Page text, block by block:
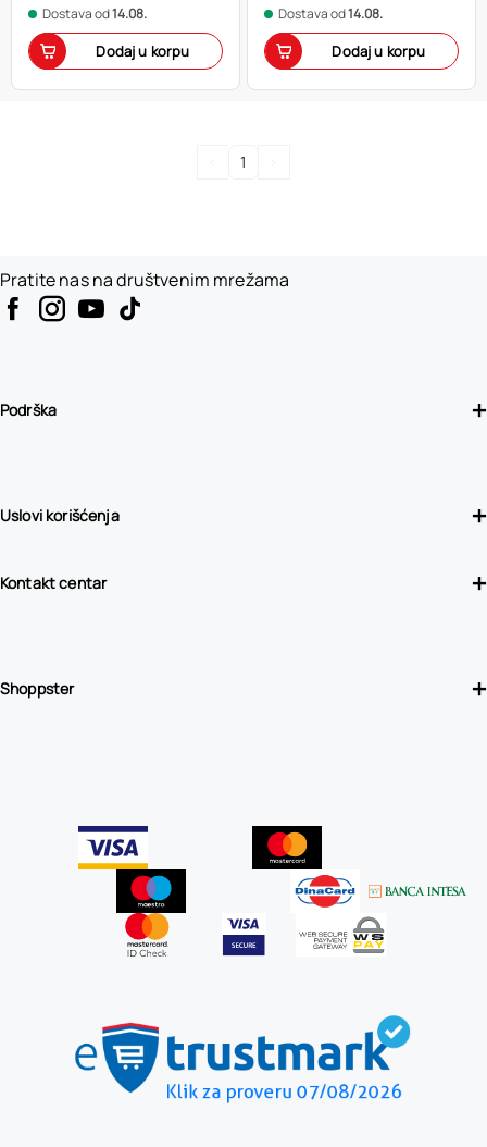
Dostava od14.08.
Dodaj u korpu
Dostava od14.08.
Dodaj u korpu
1
Podrška
Uslovi korišćenja
Kontakt centar
Shoppster
Pratite nas na društvenim mrežama